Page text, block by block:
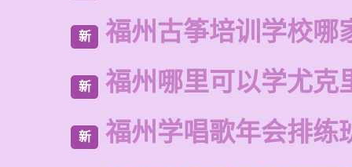
新 福州古筝培训学校哪
新 福州哪里可以学尤克
新 福州学唱歌年会排练